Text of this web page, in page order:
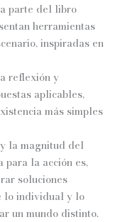
parte del libro
herramientas
inspiradas en
reflexión y
aplicables,
más simples
la magnitud del
para la acción es,
soluciones
lo individual y lo
un mundo distinto.